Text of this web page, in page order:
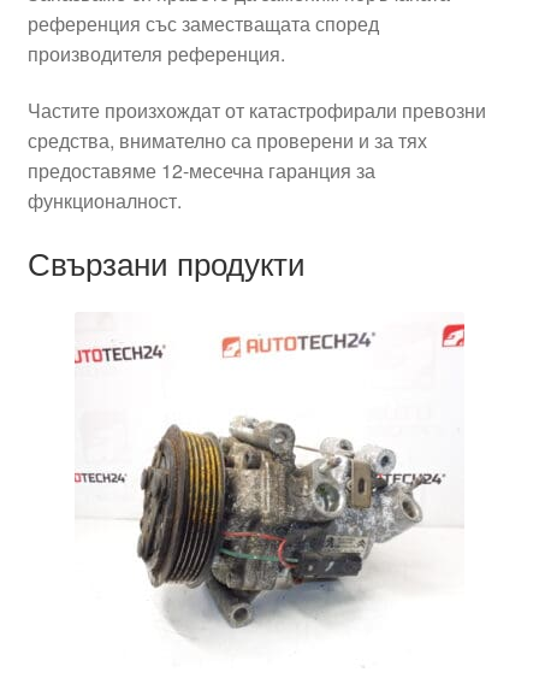
референция със заместващата според
производителя референция.
Частите произхождат от катастрофирали превозни
средства, внимателно са проверени и за тях
предоставяме 12-месечна гаранция за
функционалност.
Свързани продукти